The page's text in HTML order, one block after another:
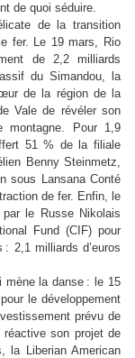
de quoi séduire.
de la transition
fer. Le 19 mars, Rio
de 2,2 milliards
du Simandou, la
de la région de la
Vale de révéler son
montagne. Pour 1,9
51 % de la filiale
Benny Steinmetz,
sous Lansana Conté
de fer. Enfin, le
le Russe Nikolais
Fund (CIF) pour
: 2,1 milliards d’euros
mène la danse : le 15
le développement
prévu de
réactive son projet de
la Liberian American